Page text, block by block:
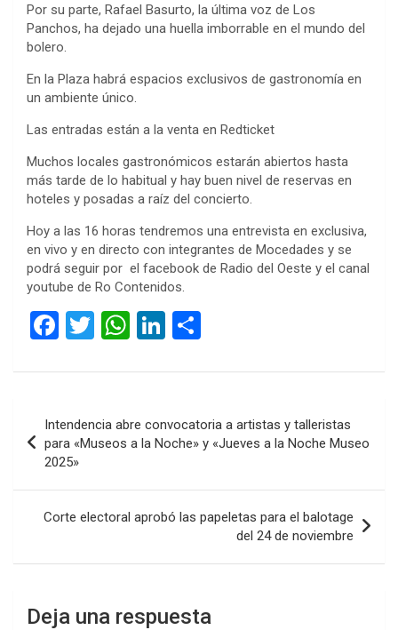
Por su parte, Rafael Basurto, la última voz de Los
Panchos, ha dejado una huella imborrable en el mundo del
bolero.
En la Plaza habrá espacios exclusivos de gastronomía en
un ambiente único.
Las entradas están a la venta en Redticket
Muchos locales gastronómicos estarán abiertos hasta
más tarde de lo habitual y hay buen nivel de reservas en
hoteles y posadas a raíz del concierto.
Hoy a las 16 horas tendremos una entrevista en exclusiva,
en vivo y en directo con integrantes de Mocedades y se
podrá seguir por el facebook de Radio del Oeste y el canal
youtube de Ro Contenidos.
F
ce
o
o
k
T
tt
W
at
A
p
Li
ke
n
m
ar
de
entradas
Intendencia abre convocatoria a artistas y talleristas
para «Museos a la Noche» y «Jueves a la Noche Museo
2025»
Corte electoral aprobó las papeletas para el balotage
del 24 de noviembre
Deja una respuesta